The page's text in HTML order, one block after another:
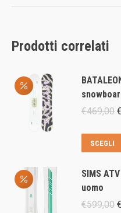
Prodotti correlati
€469,00 Il
€
SCEGLI
SIMS
uomo
€599,00 Il
€